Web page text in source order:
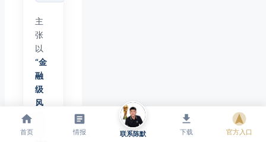
主
张
以
“金
融
级
风
首页 情报 联系陈默 下载 官方入口